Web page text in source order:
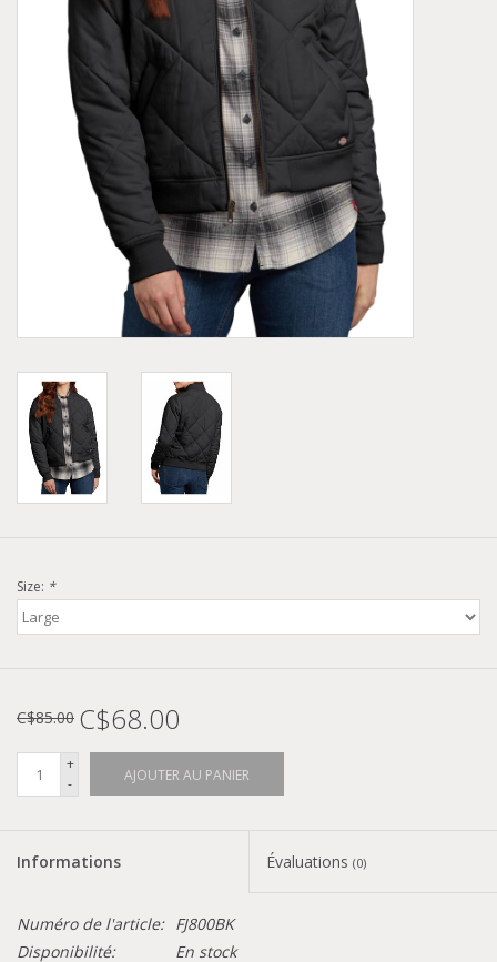
Demonia
Autres marques
Articles en solde
Size: *
C$85.00 C$68.00
+
-
AJOUTER AU PANIER
Informations Évaluations (0)
Numéro de l'article: FJ800BK
Disponibilité:
En stock